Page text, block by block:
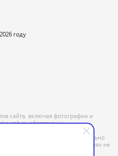
сайта, включая фотографии и
spb.ru обязательна
сайте, носит исключительно
и ни при каких условиях не
положениями ГК РФ
году